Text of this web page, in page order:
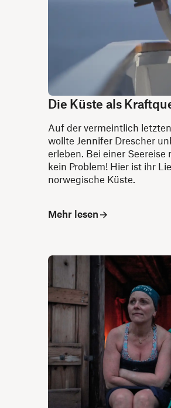
Die Küste als
Auf der vermeintlich
wollte Jennifer Drescher
erleben. Bei einer
kein Problem! Hier ist ihr
norwegische Küste.
Mehr lesen